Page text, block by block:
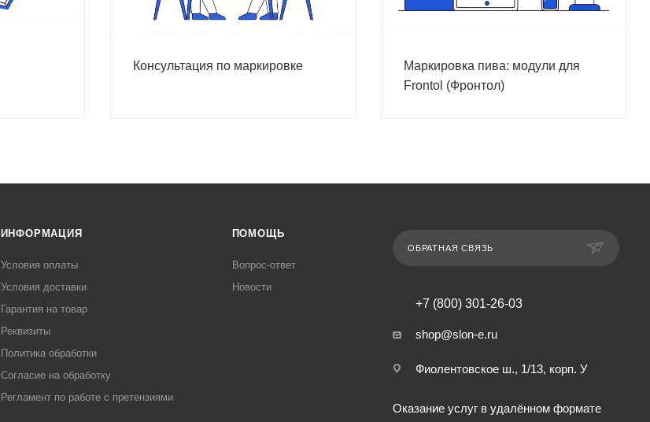
Консультация по маркировке
Маркировка пива: модули для
Frontol (Фронтол)
ИНФОРМАЦИЯ
Условия оплаты
Условия доставки
Гарантия на товар
Реквизиты
Политика обработки
Согласие на обработку
Регламент по работе с претензиями
ПОМОЩЬ
Вопрос-ответ
Новости
ОБРАТНАЯ СВЯЗЬ
+7 (800) 301-26-03
shop@slon-e.ru
Фиолентовское ш., 1/13, корп. У
Оказание услуг в удалённом формате